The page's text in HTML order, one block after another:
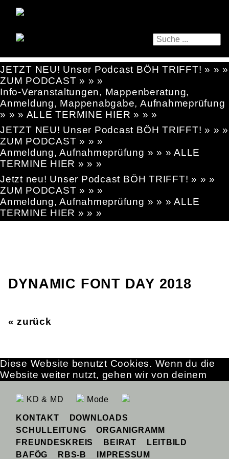
JETZT NEU! Unser Podcast BÖH TRIFFT! » » »
ZUM PODCAST » » »
Info-Veranstaltungen, Mappenberatung,
Anmeldung, Mappenabgabe, Aufnahmeprüfung
» » » ALLE TERMINE HIER » » »
JETZT NEU! Unser Podcast BÖH TRIFFT! » » »
ZUM PODCAST » » »
Anmeldung, Aufnahmeprüfung » » » ALLE
TERMINE HIER » » »
Jetzt neu! Unser Podcast BÖH TRIFFT! » » »
ZUM PODCAST » » »
Anmeldung, Aufnahmeprüfung » » » ALLE
TERMINE HIER » » »
DYNAMIC FONT DAY 2018
« zurück
KD & MD Mode
KONTAKT
DOWNLOADS
SCHULLEITUNG
ORGANIGRAMM
FREUNDESKREIS
BEIRAT
LEITBILD
BAFÖG
RBS-B IMPRESSUM
Diese Website benutzt Cookies. Wenn du die
Website weiter nutzt, gehen wir von deinem